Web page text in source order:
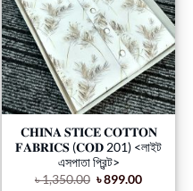
𝐂𝐇𝐈𝐍𝐀 𝐒𝐓𝐈𝐂𝐄 𝐂𝐎𝐓𝐓𝐎𝐍
𝐅𝐀𝐁𝐑𝐈𝐂𝐒 (𝐂𝐎𝐃 201) <লাইট
এসপাতা প্রিন্ট>
৳1,350.00 ৳899.00